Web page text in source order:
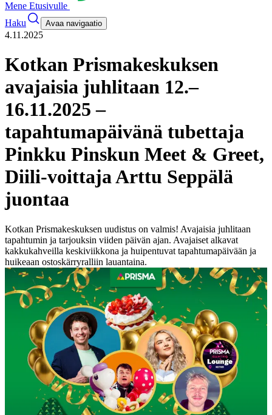
Mene Etusivulle
Haku
Avaa navigaatio
4.11.2025
Kotkan Prismakeskuksen
avajaisia juhlitaan 12.–
16.11.2025 –
tapahtumapäivänä tubettaja
Pinkku Pinskun Meet & Greet,
Diili-voittaja Arttu Seppälä
juontaa
Kotkan Prismakeskuksen uudistus on valmis! Avajaisia juhlitaan
tapahtumin ja tarjouksin viiden päivän ajan. Avajaiset alkavat
kakkukahveilla keskiviikkona ja huipentuvat tapahtumapäivään ja
huikeaan ostoskärryralliin lauantaina.